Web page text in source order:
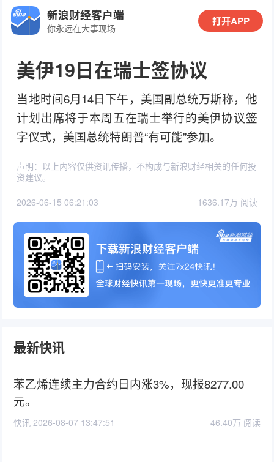
新浪财经客户端
你永远在大事现场
打开APP
美伊19日在瑞士签协议
当地时间6月14日下午，美国副总统万斯称，他
计划出席将于本周五在瑞士举行的美伊协议签
字仪式，美国总统特朗普“有可能”参加。
声明：以上内容仅供资讯传播，不构成与新浪财经相关的任何投
资建议。
2026-06-15 06:21:03 1636.17万 阅读
最新快讯
苯乙烯连续主力合约日内涨3%，现报8277.00
元。
快讯 2026-08-07 13:47:51 46.40万 阅读